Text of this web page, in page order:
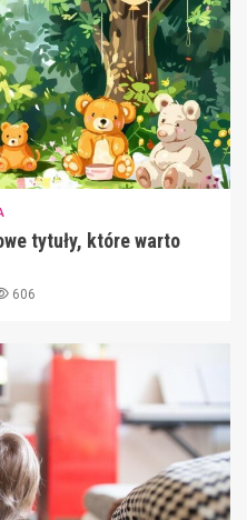
tytuły, które warto
606